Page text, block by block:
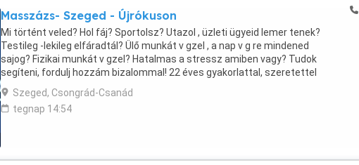
Masszázs- Szeged - Újrókuson
Mi történt veled? Hol fáj? Sportolsz? Utazol , üzleti ügyeid lemer tenek?
Testileg -lekileg elfáradtál? Ülő munkát v gzel , a nap v g re mindened
sajog? Fizikai munkát v gzel? Hatalmas a stressz amiben vagy? Tudok
segíteni, fordulj hozzám bizalommal! 22 éves gyakorlattal, szeretettel
várlak ...
Szeged, Csongrád-Csanád
tegnap 14:54